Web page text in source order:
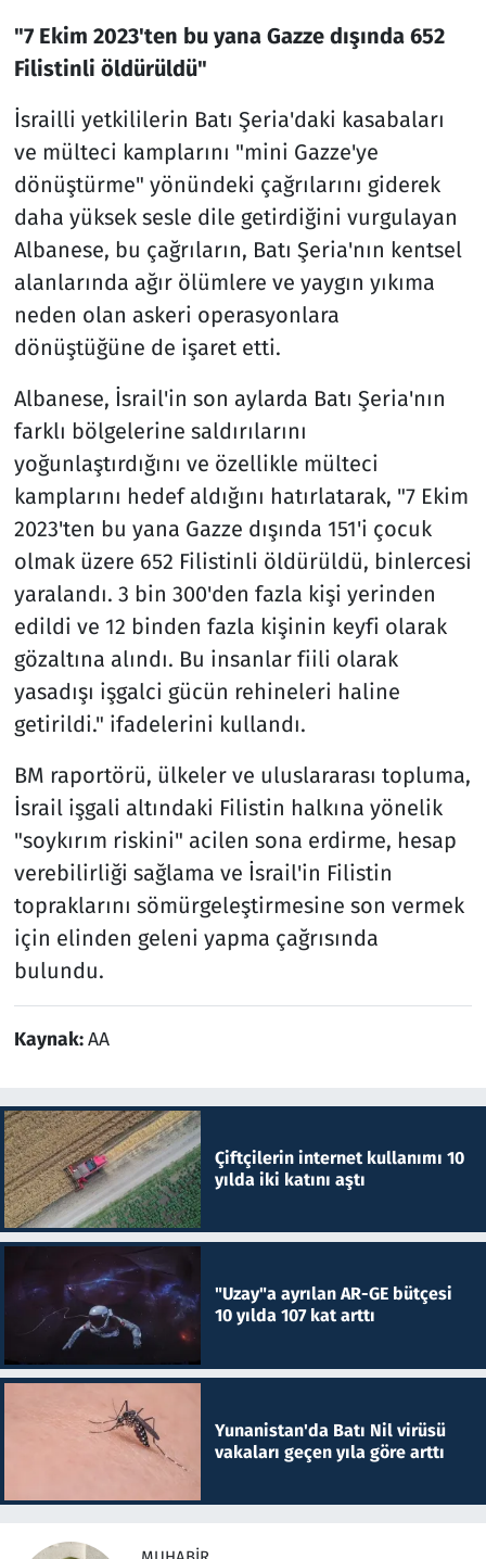
"7 Ekim 2023'ten bu yana Gazze dışında 652
Filistinli öldürüldü"
İsrailli yetkililerin Batı Şeria'daki kasabaları
ve mülteci kamplarını "mini Gazze'ye
dönüştürme" yönündeki çağrılarını giderek
daha yüksek sesle dile getirdiğini vurgulayan
Albanese, bu çağrıların, Batı Şeria'nın kentsel
alanlarında ağır ölümlere ve yaygın yıkıma
neden olan askeri operasyonlara
dönüştüğüne de işaret etti.
Albanese, İsrail'in son aylarda Batı Şeria'nın
farklı bölgelerine saldırılarını
yoğunlaştırdığını ve özellikle mülteci
kamplarını hedef aldığını hatırlatarak, "7 Ekim
2023'ten bu yana Gazze dışında 151'i çocuk
olmak üzere 652 Filistinli öldürüldü, binlercesi
yaralandı. 3 bin 300'den fazla kişi yerinden
edildi ve 12 binden fazla kişinin keyfi olarak
gözaltına alındı. Bu insanlar fiili olarak
yasadışı işgalci gücün rehineleri haline
getirildi." ifadelerini kullandı.
BM raportörü, ülkeler ve uluslararası topluma,
İsrail işgali altındaki Filistin halkına yönelik
"soykırım riskini" acilen sona erdirme, hesap
verebilirliği sağlama ve İsrail'in Filistin
topraklarını sömürgeleştirmesine son vermek
için elinden geleni yapma çağrısında
bulundu.
Kaynak:AA
Çiftçilerin internet kullanımı 10
yılda iki katını aştı
"Uzay"a ayrılan AR-GE bütçesi
10 yılda 107 kat arttı
Yunanistan'da Batı Nil virüsü
vakaları geçen yıla göre arttı